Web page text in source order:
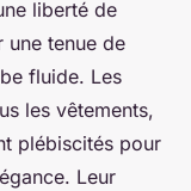
liberté de
une tenue de
fluide. Les
les vêtements,
plébiscités pour
Leur